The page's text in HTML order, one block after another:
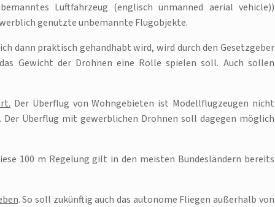
Luftfahrzeug (englisch unmanned aerial vehicle))
genutzte unbemannte Flugobjekte.
dann praktisch gehandhabt wird, wird durch den Gesetzgeber
Gewicht der Drohnen eine Rolle spielen soll. Auch sollen
Der Überflug von Wohngebieten ist Modellflugzeugen nicht
Überflug mit gewerblichen Drohnen soll dagegen möglich
100 m Regelung gilt in den meisten Bundesländern bereits
. So soll zukünftig auch das autonome Fliegen außerhalb von